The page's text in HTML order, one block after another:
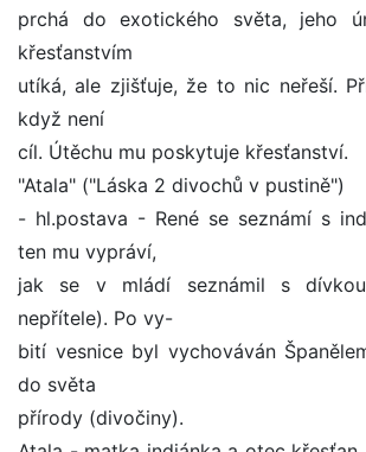
prchá do exotického světa, jeho
křesťanstvím
utíká, ale zjišťuje, že to nic neřeší.
když není
cíl. Útěchu mu poskytuje křesťanství.
"Atala" ("Láska 2 divochů v pustině")
- hl.postava - René se seznámí s
ten mu vypráví,
jak se v mládí seznámil s
nepřítele). Po vy-
bití vesnice byl vychováván
do světa
přírody (divočiny).